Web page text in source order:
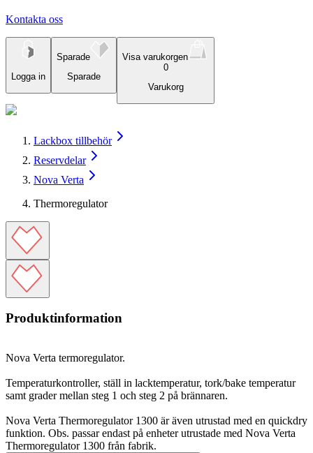
Kontakta oss
Logga in
Sparade
Sparade
Visa varukorgen
0
Varukorg
Lackbox tillbehör
Reservdelar
Nova Verta
Thermoregulator
Produktinformation
Nova Verta termoregulator.
Temperaturkontroller, ställ in lacktemperatur, tork/bake temperatur
samt grader mellan steg 1 och steg 2 på brännaren.
Nova Verta Thermoregulator 1300 är även utrustad med en quickdry
funktion. Obs. passar endast på enheter utrustade med Nova Verta
Thermoregulator 1300 från fabrik.